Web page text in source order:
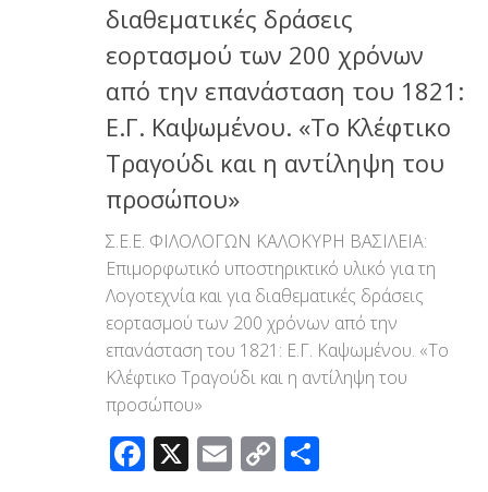
διαθεματικές δράσεις
εορτασμού των 200 χρόνων
από την επανάσταση του 1821:
Ε.Γ. Καψωμένου. «Το Κλέφτικο
Τραγούδι και η αντίληψη του
προσώπου»
Σ.Ε.Ε. ΦΙΛΟΛΟΓΩΝ ΚΑΛΟΚΥΡΗ ΒΑΣΙΛΕΙΑ:
Επιμορφωτικό υποστηρικτικό υλικό για τη
Λογοτεχνία και για διαθεματικές δράσεις
εορτασμού των 200 χρόνων από την
επανάσταση του 1821: Ε.Γ. Καψωμένου. «Το
Κλέφτικο Τραγούδι και η αντίληψη του
προσώπου»
Facebook
X Email
Copy